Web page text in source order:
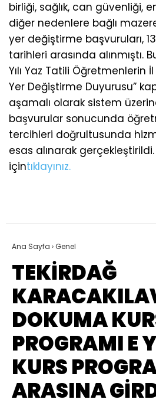
birliği, sağlık, can güvenliği,
diğer nedenlere bağlı
yer değiştirme başvuruları,
tarihleri arasında alınmıştı.
Yılı Yaz Tatili Öğretmenlerin
Yer Değiştirme Duyurusu”
aşamalı olarak sistem
başvurular sonucunda
tercihleri doğrultusunda
esas alınarak
içintıklayınız.
Ana Sayfa ›Genel
TEKİRDAĞ
DOKUMA
PROGRAMI E
KURS
ARASINA